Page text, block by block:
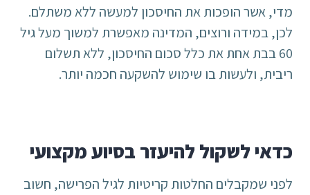
מדי, אשר הופכות את החיסכון למעשה ללא משתלם.
לכן, במידה ורוצים, המדינה מאפשרת למשוך מעל גיל
60 בבת אחת את כלל סכום החיסכון, ללא תשלום
ריבית, ולעשות בו שימוש להשקעה חכמה יותר.
כדאי לשקול להיעזר בסיוע מקצועי
לפני שמקבלים החלטות קריטיות לגיל הפרישה, חשוב